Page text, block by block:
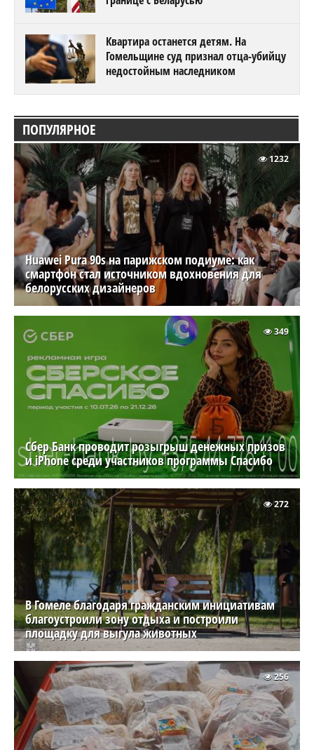
Квартира останется детям. На
Гомельщине суд признал отца-убийцу
недостойным наследником
ПОПУЛЯРНОЕ
Huawei Pura 90s на парижском подиуме: как
смартфон стал источником вдохновения для
белорусских дизайнеров
1232
Сбер Банк проводит розыгрыш денежных призов
и iPhone среди участников программы Спасибо
349
В Гомеле благодаря гражданским инициативам
благоустроили зону отдыха и построили
площадку для выгула животных
272
256